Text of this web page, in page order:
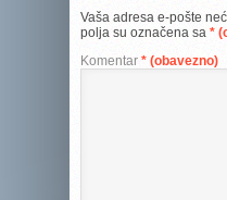
Vaša adresa e-pošte
polja su označena sa *
Komentar * (obavezno)